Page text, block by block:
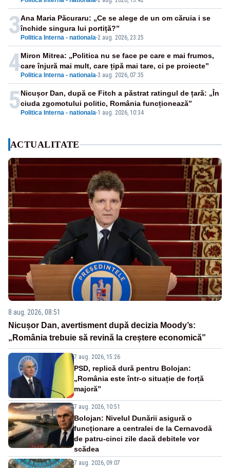
3 Politica Interna - nationala-2 aug. 2026, 23:25
Ana Maria Păcuraru: „Ce se alege de un om căruia i se
închide singura lui portiță?”
4 Politica Interna - nationala-3 aug. 2026, 07:35
Miron Mitrea: „Politica nu se face pe care e mai frumos,
care înjură mai mult, care țipă mai tare, ci pe proiecte”
5 Politica Interna - nationala-1 aug. 2026, 10:34
Nicușor Dan, după ce Fitch a păstrat ratingul de țară: „În
ciuda zgomotului politic, România funcționează”
ACTUALITATE
8 aug. 2026, 08:51
Nicușor Dan, avertisment după decizia Moody’s:
„România trebuie să revină la creștere economică”
7 aug. 2026, 15:26
PSD, replică dură pentru Bolojan:
„România este într-o situație de forță
majoră”
7 aug. 2026, 10:51
Bolojan: Nivelul Dunării asigură o
funcționare a centralei de la Cernavodă
de patru-cinci zile dacă debitele vor
scădea
7 aug. 2026, 09:07